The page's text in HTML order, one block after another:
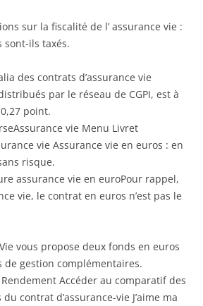
sur la fiscalité de l’ assurance vie :
sont-ils taxés.
des contrats d’assurance vie
par le réseau de CGPI, est à
point.
vie Menu Livret
vie Assurance vie en euros : en
risque.
assurance vie en euroPour rappel,
vie, le contrat en euros n’est pas le
vous propose deux fonds en euros
de gestion complémentaires.
Accéder au comparatif des
contrat d’assurance-vie J’aime ma